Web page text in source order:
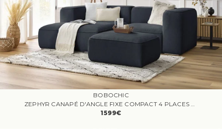
BOBOCHIC
ZEPHYR CANAPÉ D'ANGLE FIXE COMPACT 4 PLACES TISSU TEXTURÉ BLEU FONCÉ ANGLE GAUCHE
1599€